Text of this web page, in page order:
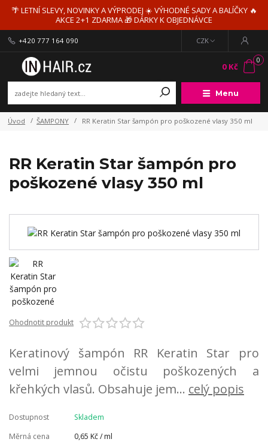
🌴 LETNÍ SLEVY, NOVINKY A VÝPRODEJ ☀️ VÝHODNÉ SADY A BALÍČKY 🔥
AKCE 2+1 ZDARMA 🎁 DÁRKY K OBJEDNÁVCE
Menu
CZK
+420 777 164 090
0
0 Kč
Úvod ŠAMPONY RR Keratin Star šampón pro poškozené vlasy 350 ml
RR Keratin Star šampón pro
poškozené vlasy 350 ml
Ohodnotit produkt
Keratinový šampón RR Keratin Star pro
velmi jemnou očistu poškozených a
křehkých vlasů. Obsahuje jem... celý popis
Dostupnost
Skladem
Měrná cena
0,65 Kč / ml